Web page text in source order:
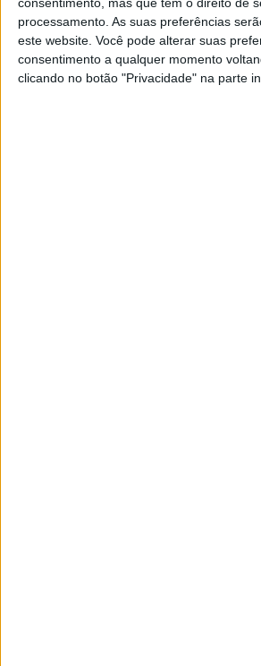
consentimento, mas que tem o direito de
processamento. As suas preferências
este website. Você pode alterar suas
consentimento a qualquer momento
clicando no botão "Privacidade" na parte
RELACIONADOS